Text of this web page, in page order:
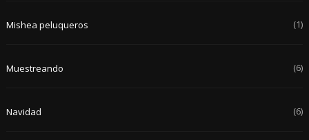
Mishea peluqueros (1)
Muestreando (6)
Navidad (6)